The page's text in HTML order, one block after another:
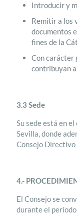
Introducir y
Remitir a los
documentos
fines de la
Con carácter
contribuyan
3.3 Sede
Su sede está en
Sevilla, donde
Consejo Directivo
4.-
El Consejo se
durante el